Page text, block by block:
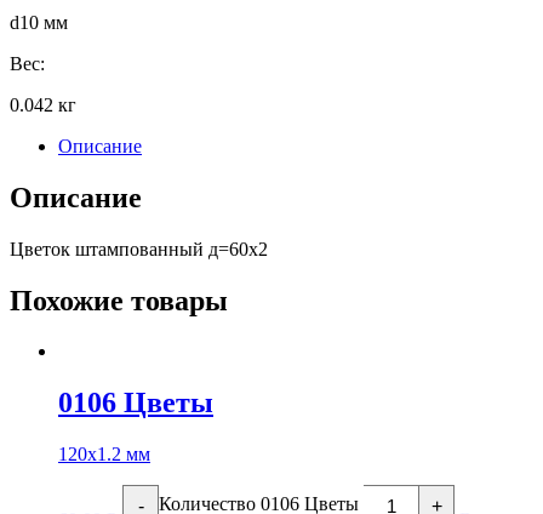
d10 мм
Вес:
0.042 кг
Описание
Описание
Цветок штампованный д=60х2
Похожие товары
0106 Цветы
120х1.2 мм
- Количество 0106 Цветы +